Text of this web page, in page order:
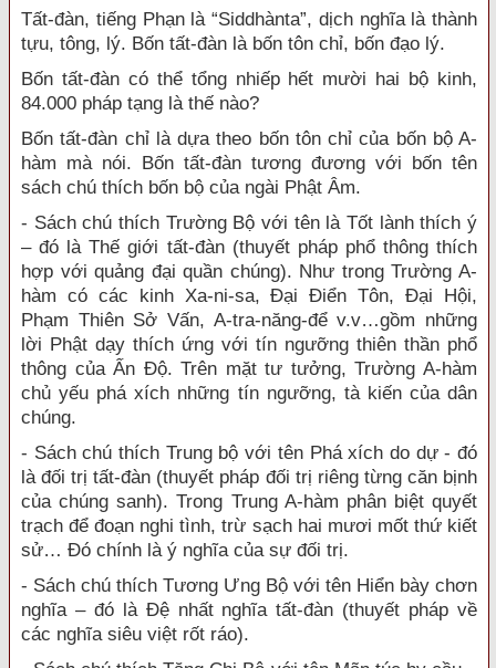
Tất-đàn, tiếng Phạn là “Siddhànta”, dịch nghĩa là thành
tựu, tông, lý. Bốn tất-đàn là bốn tôn chỉ, bốn đạo lý.
Bốn tất-đàn có thể tổng nhiếp hết mười hai bộ kinh,
84.000 pháp tạng là thế nào?
Bốn tất-đàn chỉ là dựa theo bốn tôn chỉ của bốn bộ A-
hàm mà nói. Bốn tất-đàn tương đương với bốn tên
sách chú thích bốn bộ của ngài Phật Âm.
- Sách chú thích Trường Bộ với tên là Tốt lành thích ý
– đó là Thế giới tất-đàn (thuyết pháp phổ thông thích
hợp với quảng đại quần chúng). Như trong Trường A-
hàm có các kinh Xa-ni-sa, Đại Điển Tôn, Đại Hội,
Phạm Thiên Sở Vấn, A-tra-năng-để v.v…gồm những
lời Phật dạy thích ứng với tín ngưỡng thiên thần phổ
thông của Ấn Độ. Trên mặt tư tưởng, Trường A-hàm
chủ yếu phá xích những tín ngưỡng, tà kiến của dân
chúng.
- Sách chú thích Trung bộ với tên Phá xích do dự - đó
là đối trị tất-đàn (thuyết pháp đối trị riêng từng căn bịnh
của chúng sanh). Trong Trung A-hàm phân biệt quyết
trạch để đoạn nghi tình, trừ sạch hai mươi mốt thứ kiết
sử… Đó chính là ý nghĩa của sự đối trị.
- Sách chú thích Tương Ưng Bộ với tên Hiển bày chơn
nghĩa – đó là Đệ nhất nghĩa tất-đàn (thuyết pháp về
các nghĩa siêu việt rốt ráo).